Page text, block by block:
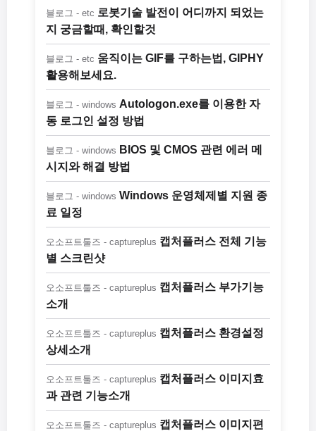
블로그 - etc 로봇기술 발전이 어디까지 되었는
지 궁금할때, 확인할것
블로그 - etc 움직이는 GIF를 구하는법, GIPHY
활용해보세요.
블로그 - windows Autologon.exe를 이용한 자
동 로그인 설정 방법
블로그 - windows BIOS 및 CMOS 관련 에러 메
시지와 해결 방법
블로그 - windows Windows 운영체제별 지원 종
료 일정
오소프트툴즈 - captureplus 캡처플러스 전체 기능
별 스크린샷
오소프트툴즈 - captureplus 캡처플러스 부가기능
소개
오소프트툴즈 - captureplus 캡처플러스 환경설정
상세소개
오소프트툴즈 - captureplus 캡처플러스 이미지효
과 관련 기능소개
오소프트툴즈 - captureplus 캡처플러스 이미지편